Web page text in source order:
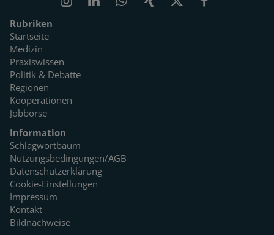
Rubriken
Startseite
Medizin
Praxiswissen
Politik & Debatte
Regionen
Kooperationen
Jobbörse
Information
Schlagwortbaum
Nutzungsbedingungen/AGB
Datenschutzerklärung
Cookie-Einstellungen
Impressum
Kontakt
Bildnachweise